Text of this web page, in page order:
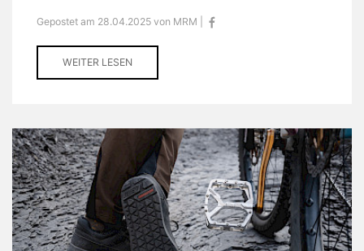
Gepostet am 28.04.2025 von MRM |
WEITER LESEN